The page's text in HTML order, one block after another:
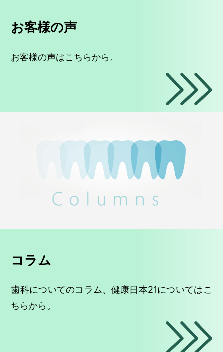
お客様の声
お客様の声はこちらから。
コラム
歯科についてのコラム、健康日本21についてはこ
ちらから。